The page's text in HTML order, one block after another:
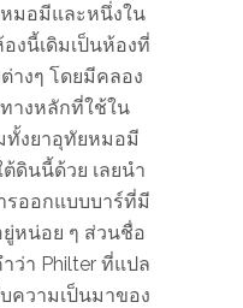
มอมีและหนึ่งใน
งนี้เดิมเป็นห้องที่
างๆ โดยมีคลอง
างหลักที่ใช้ใน
ทั้งยาอุทัยหมอมี
ดินนี้ด้วย เลยนำ
รออกแบบบาร์ที่มี
หน่อย ๆ ส่วนชื่อ
ว่า Philter ที่แปล
ความเป็นมาของ